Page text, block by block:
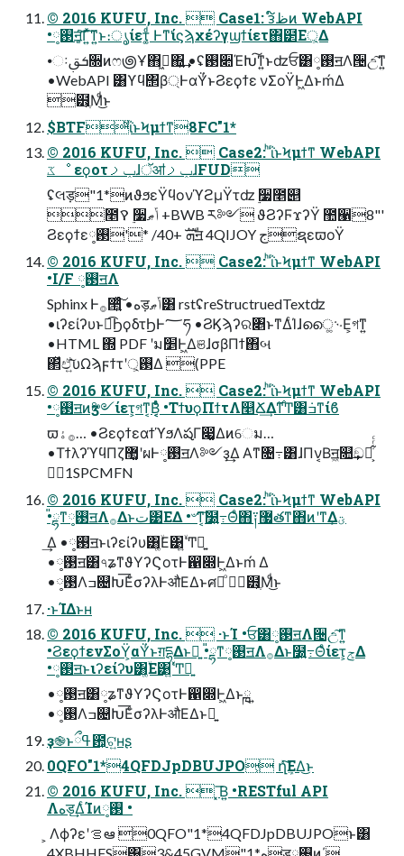
© 2016 KUFU, Inc.  Case1: ᴈ໌ظͷ WebAPI
•࢓༷ॻ͕͔ͬ͠Γ͍ͯ͠ͳ͍ͱ։ൃίετ͚ͩ Ͱͳ͘ίϛϡχέʔγϣϯίετ΋๲Ε্͕Δ
•ઃܭࢥ૝ͷෆ౷Ұ΋ى͖΍͍͢ •ʢ࢓૊ΈԽ͠ͳ͍ͱʣਓ͸࢓༷ॻΛ੔උ͠ͳ͍
•WebAPI ͸ϒϥ΢β্ͰαΫͬͱϨεϙϯε νΣοΫͰ͖ΔͱḿΔ
๻ֶ͕Μͩ͜ͱ
$BTFͪΐͬͱϞμϯͳ8FC"1*
© 2016 KUFU, Inc.  Case2: ͪΐͬͱϞμϯͳ WebAPI
ػೳ εϙοτݕࡧɺॅॴݕࡧɺFUD
ʢલड़"1*ͷϑϧεΫϥονϓϩμΫτʣ ࣮૷೥୅
೥ࠒ ࣮૷ݴޠ +BWB ར༻ ϑϨʔϜϫʔΫ ಺੡8"'
Ϩεϙϯεܗࣜ +40/ *'࢓༷ॻ 4QIJOY جຊεϖοΫ
© 2016 KUFU, Inc.  Case2: ͪΐͬͱϞμϯͳ WebAPI
•I/F ࢓༷ॻΛ
Sphinx Ͱ࡞੒͍ͯͨ͠ •هड़ݴޠ͸ rstʢreStructruedTextʣ
•ιʔείʔυͱಉ͡ϦϙδτϦͰ؅ཧ •ϨϏϡʔର৅ͱͳΔͨΊɺൈ͚࿙Ε͕গͳ͍
•HTML ΍ PDF ʹม׵Ͱ͖ΔଞɺσβΠϯ΋બ
΂ͯඒ͍͠υΩϡϝϯτʹ࢓্͕Δ (PPE
© 2016 KUFU, Inc.  Case2: ͪΐͬͱϞμϯͳ WebAPI
•࢓༷ॻͷӡ༻ίετ͕গͳ͔Β͔͔ͣͬͨ •ΤϯυϙΠϯτΛ௥Ճ͢Δ࣌ͳͲ͸݁ߏͳίϐ
ϖ࡞ۀ… •ϨεϙϯεαϯϓϧΛషΓ෇͚Δͷେม…
•ΤϯλʔϓϥΠζ޲͚ʹผͰ࢓༷ॻΛ༻ҙ͢Δ Α͏ͳ৔߹͸ɺΠν͔Βॻ͖௚͢ඞཁ͕͋ͬͨ
1SPCMFN
© 2016 KUFU, Inc.  Case2: ͪΐͬͱϞμϯͳ WebAPI
•៉ྷͳ࢓༷ॻΛ࡞Δͱت͹ΕΔ •৺ͳ͔͠໰͍߹Θͤ΋༑޷తͳ΋ͷʹͳΔؾ͕
͢Δ •࢓༷ॻͱιʔείʔυ͸͚ۙΕ͹͍ۙ΄Ͳྑ͍
•࢓༷ॻ͸৭ʑͳϑΥʔϚοτͰ഑෍Ͱ͖Δͱḿ Δ
•࢓༷Λߏ଄Խ͞ΕͨσʔλͰऔΕΔͱศརͦ͏ ๻ֶ͕Μͩ͜ͱ
·ͱΊΔͱʜ
© 2016 KUFU, Inc.  ·ͱΊ •ਓ͸࢓༷ॻΛ੔උ͠ͳ͍
•ϨεϙϯενΣοΫ͕αΫͬͱग़དྷΔͱྑ͍ •៉ྷͳ࢓༷ॻΛ࡞Δͱ໰͍߹Θͤίετ͕ݮΔ
•࢓༷ॻͱιʔείʔυ͸͚ۙΕ͹͍ۙ΄Ͳྑ͍
•࢓༷ॻ͸༷ʑͳϑΥʔϚοτͰ഑෍Ͱ͖Δͱྑ ͍
•࢓༷Λߏ଄Խ͞ΕͨσʔλͰऔΕΔͱྑ͍
ҙ֎ͱߟྀ఺͕ଟ͍ʜʂ
0QFO"1*4QFDJpDBUJPO͕ ղܾͯ͘͠ΕΔ͜ͱ
© 2016 KUFU, Inc.  ͓͞Β͍ •RESTful API
Λهड़͢ΔͨΊͷ࢓༷ •
͕ Λϕʔεʹࡦఆ 0QFO"1*4QFDJpDBUJPOͱ͸
4XBHHFS͸3&45GVM"1*هड़࢓༷ͷ΄͔